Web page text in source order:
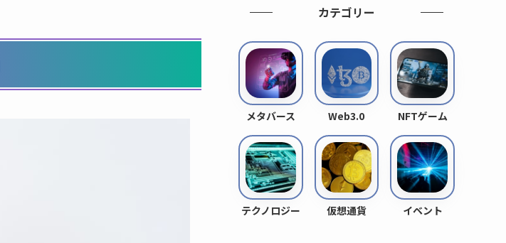
カテゴリー
メタバース Web3.0 NFTゲーム
テクノロジー 仮想通貨 イベント